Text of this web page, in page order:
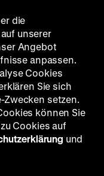
die
unserer
Angebot
anpassen.
Cookies
Sie sich
Zwecken setzen.
können Sie
Cookies auf
und